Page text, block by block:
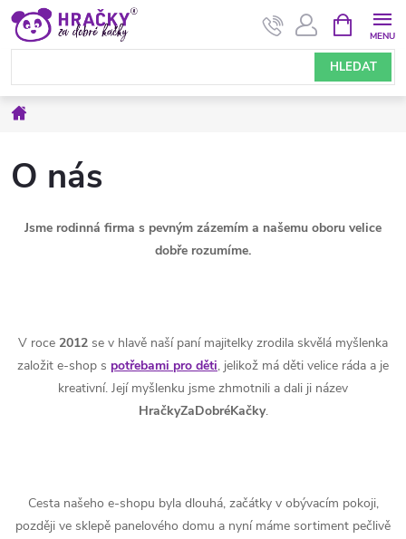
Přejít
obsah
HLEDAT
NÁKUPNÍ
KOŠÍK
O nás
Jsme rodinná firma s pevným zázemím a našemu oboru velice
dobře rozumíme.
V roce 2012 se v hlavě naší paní majitelky zrodila skvělá myšlenka
založit e-shop s potřebami pro děti, jelikož má děti velice ráda a je
kreativní. Její myšlenku jsme zhmotnili a dali ji název
HračkyZaDobréKačky.
Cesta našeho e-shopu byla dlouhá, začátky v obývacím pokoji,
později ve sklepě panelového domu a nyní máme sortiment pečlivě